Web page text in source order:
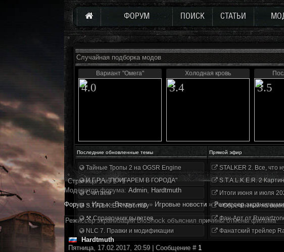
ФОРУМ ПОИСК СТАТЬИ
Случайная подборка модов
Вариант "Омега"
4.0
Холодная кровь
3.4 3.5
Последние обновленные темы Прямой эфир
Тайные Тропы 2 на OGSR Engine
И.Г.Р.А. "ПОИГАРЕМ В ГОРОДА"
Считаем
S.T.A.L.K.E.R. Anomaly
⚒ Справочник вылетов
NLC 7. Правки и модификации
STALKER 2. Все, что
S.T.A.L.K.E.R. 2
Итоги июня и июля
«Обречённый на
Фан-Арт от
Фанатский трейлер
Страница1из1
1
Модератор форума: Аdmin, Hardtmuth
Форум » Игры » Вокруг игр » Игровые новости » Режиссер
Режиссер экранизации BioShock объяснил причины отмены фильма
Hardtmuth
Пятница, 17.02.2017, 20:59 | Сообщение # 1